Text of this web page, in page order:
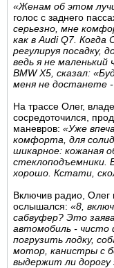
«Женам об этом
голос с заднего
серьезно, мне
как в Audi Q7. Когда
регулируя посадку,
ведь я не маленький
BMW Х5, сказал:
меня не достанете -
На трассе Олег,
сосредоточился,
маневров: «Уже
комфорта, для
шикарное: кожаная
стеклоподъемники.
хорошо. Кстати,
Включив радио, Олег
ослышался: «8,
сабвуфер? Это
автомобиль - чисто
погрузить лодку,
мотор, канистры с
выдержит ли